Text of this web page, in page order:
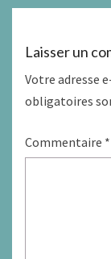
Laisser un
Votre adresse
obligatoires
Commentaire *